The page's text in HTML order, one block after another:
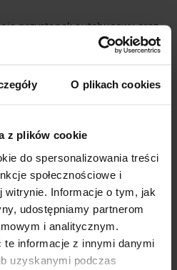
O plikach cookies
z plików cookie
do spersonalizowania treści
społecznościowe i
witrynie. Informacje o tym, jak
udostępniamy partnerom
i analitycznym.
te informacje z innymi danymi
uzyskanymi podczas
przystanek autobusowy oraz
po okolicy.
łatwością znajdziesz na
2